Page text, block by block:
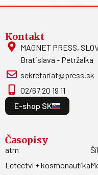
Kontakt
MAGNET PRESS,
Bratislava - Petržalka
sekretariat@press.sk
02/67 20 19 11
E-shop SK
Časopisy
atm
Letectví + kosmonautika